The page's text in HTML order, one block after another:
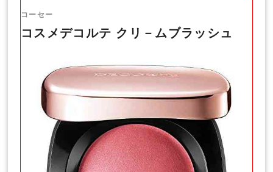
コーセー
コスメデコルテ クリ－ムブラッシュ